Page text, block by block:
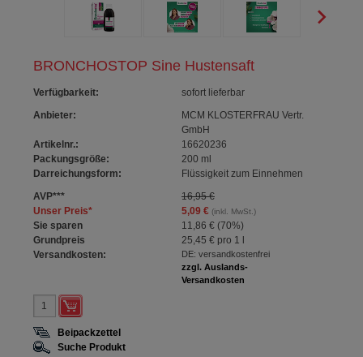
BRONCHOSTOP Sine Hustensaft
Verfügbarkeit:
sofort lieferbar
Anbieter:
MCM KLOSTERFRAU Vertr.
GmbH
Artikelnr.:
16620236
Packungsgröße:
200 ml
Darreichungsform:
Flüssigkeit zum Einnehmen
AVP***
16,95 €
Unser Preis* 5,09 €(inkl. MwSt.)
Sie sparen 11,86 € (70%)
Grundpreis
25,45 €pro 1 l
Versandkosten:
DE: versandkostenfrei
zzgl. Auslands-
Versandkosten
Beipackzettel
Suche Produkt